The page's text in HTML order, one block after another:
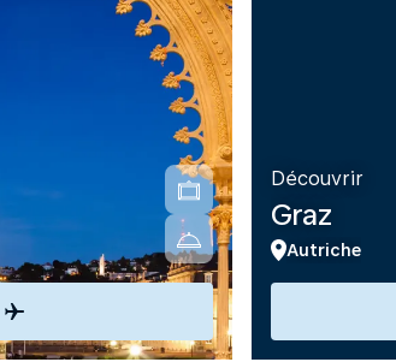
Découvrir
Graz
Autriche